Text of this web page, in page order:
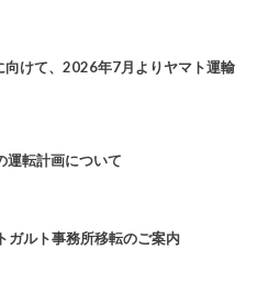
向けて、2026年7月よりヤマト運輸
運転計画について
ガルト事務所移転のご案内